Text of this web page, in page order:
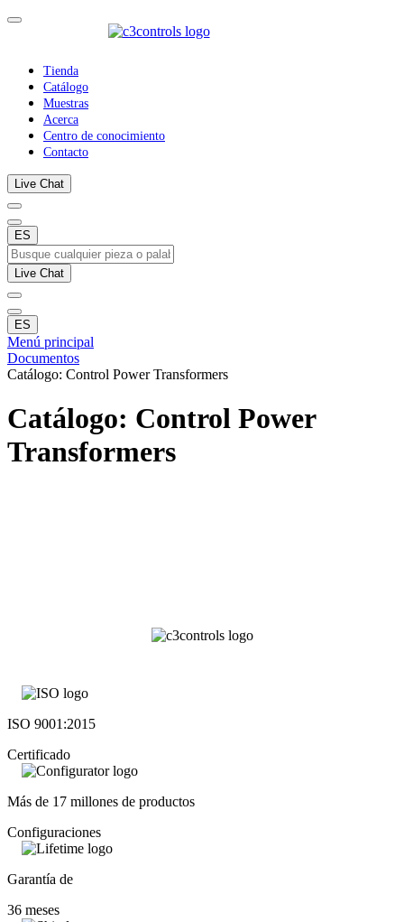
Tienda
Catálogo
Muestras
Acerca
Centro de conocimiento
Contacto
Live Chat
ES
Live Chat
ES
Menú principal
Documentos
Catálogo: Control Power Transformers
Catálogo: Control Power
Transformers
ISO 9001:2015
Certificado
Más de 17 millones de productos
Configuraciones
Garantía de
36 meses